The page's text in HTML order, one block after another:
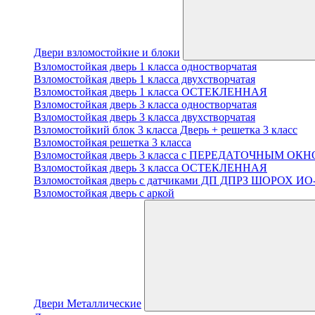
Двери взломостойкие и блоки
Взломостойкая дверь 1 класса одностворчатая
Взломостойкая дверь 1 класса двухстворчатая
Взломостойкая дверь 1 класса ОСТЕКЛЕННАЯ
Взломостойкая дверь 3 класса одностворчатая
Взломостойкая дверь 3 класса двухстворчатая
Взломостойкий блок 3 класса Дверь + решетка 3 класс
Взломостойкая решетка 3 класса
Взломостойкая дверь 3 класса с ПЕРЕДАТОЧНЫМ
Взломостойкая дверь 3 класса ОСТЕКЛЕННАЯ
Взломостойкая дверь с датчиками ДП ДПРЗ ШОРОХ
Взломостойкая дверь с аркой
Двери Металлические